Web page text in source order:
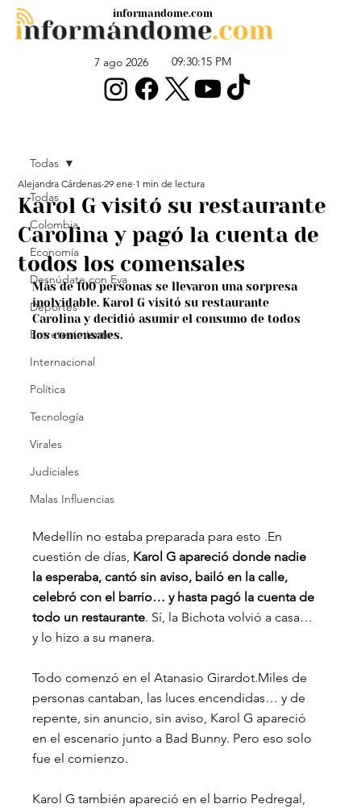
7 ago 2026 09:30:15 PM
informandome.com
Todas
Colombia
Economía
Desnúdate con Eva
Deportes
Entretenimiento
Internacional
Política
Tecnología
Virales
Judiciales
Malas Influencias
Todas
Karol G visitó su restaurante
Carolina y pagó la cuenta de
todos los comensales
Alejandra Cárdenas 29 ene 1 min de lectura
Más de 100 personas se llevaron una sorpresa
inolvidable. Karol G visitó su restaurante
Carolina y decidió asumir el consumo de todos
los comensales.
Medellín no estaba preparada para esto .En
cuestión de días, Karol G apareció donde nadie
la esperaba, cantó sin aviso, bailó en la calle,
celebró con el barrio… y hasta pagó la cuenta de
todo un restaurante. Sí, la Bichota volvió a casa…
y lo hizo a su manera.
Todo comenzó en el Atanasio Girardot.Miles de
personas cantaban, las luces encendidas… y de
repente, sin anuncio, sin aviso, Karol G apareció
en el escenario junto a Bad Bunny. Pero eso solo
fue el comienzo.
Karol G también apareció en el barrio Pedregal,